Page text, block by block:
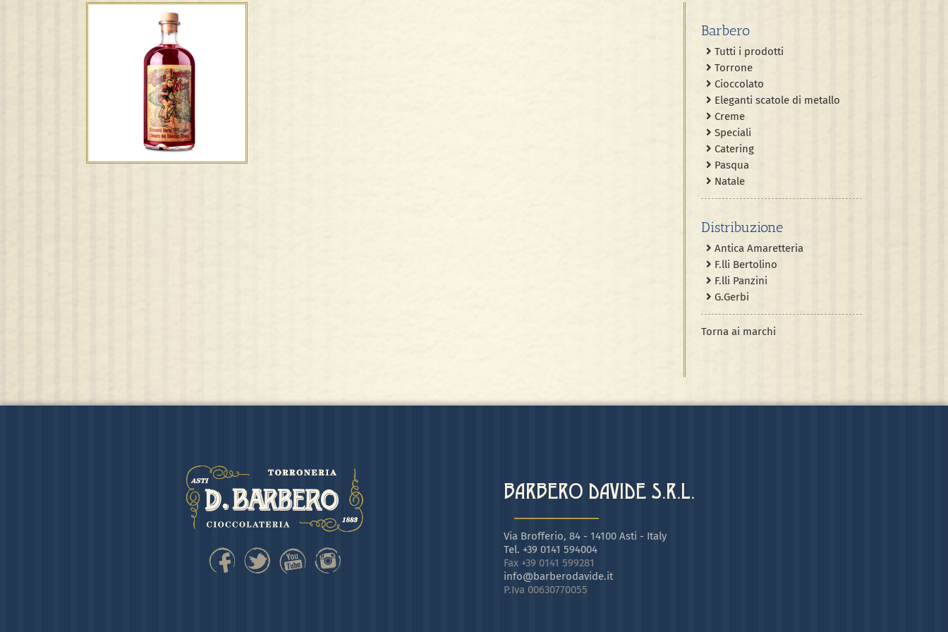
Barbero
Tutti i prodotti
Torrone
Cioccolato
Eleganti scatole di metallo
Creme
Speciali
Catering
Pasqua
Natale
Distribuzione
Antica Amaretteria
F.lli Bertolino
F.lli Panzini
G.Gerbi
Torna ai marchi
BARBERO DAVIDE S.R.L.
Via Brofferio, 84 - 14100 Asti - Italy
Tel. +39 0141 594004
Fax +39 0141 599281
info@barberodavide.it
P.Iva 00630770055